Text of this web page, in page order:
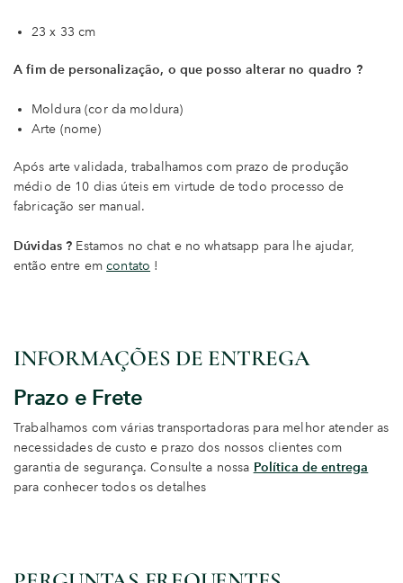
23 x 33 cm
A fim de personalização, o que posso alterar no quadro ?
Moldura (cor da moldura)
Arte (nome)
Após arte validada, trabalhamos com prazo de produção
médio de 10 dias úteis em virtude de todo processo de
fabricação ser manual.
Dúvidas ? Estamos no chat e no whatsapp para lhe ajudar,
então entre emcontato !
INFORMAÇÕES DE ENTREGA
Prazo e Frete
Trabalhamos com várias transportadoras para melhor atender as
necessidades de custo e prazo dos nossos clientes com
garantia de segurança. Consulte a nossa Política de entrega
para conhecer todos os detalhes